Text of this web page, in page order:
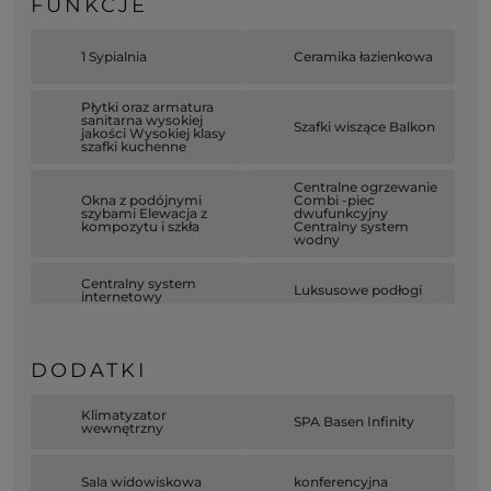
FUNKCJE
1 Sypialnia Ceramika łazienkowa
Płytki oraz armatura
sanitarna wysokiej
jakości Wysokiej klasy
szafki kuchenne
Szafki wiszące Balkon
Okna z podójnymi
szybami Elewacja z
kompozytu i szkła
Centralne ogrzewanie
Combi -piec
dwufunkcyjny
Centralny system
wodny
Centralny system
internetowy
Luksusowe podłogi
satelitarnej
Infrastruktura do
klimatyzacji Parking
wewnętrzne baseny
Zewnętrzne i
wewnętrzne place
DODATKI
Klimatyzator
wewnętrzny
SPA Basen Infinity
Sala widowiskowa konferencyjna